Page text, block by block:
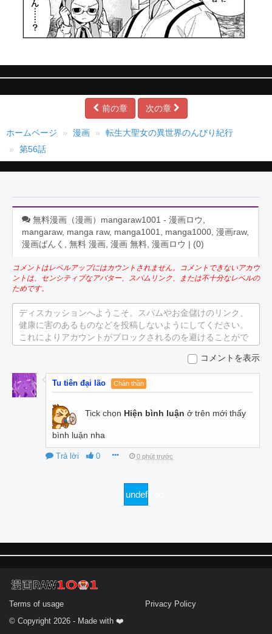
前の章 次の章
ホームページ 漫画
転生大聖女の異世界のんびり紀行
第56話
無料漫画（漫画）mangaraw1001 - 漫画ロウ,
mangaraw, manga raw, manga1001, manga1000, 漫画raw,
漫画ばんく, 無料 漫画, 漫画 無料, 漫画ロウ | (0)
コメントはレベルアップにはカウントされません。コメントできないアカウ
ントは、センシティブなアバター、スパムリンク、または不十分なレベルの
ためです。
ディスカッションへようこそ。スパムやお金儲けのリンク、
健康に害のあるものなどを投稿しないようにしてください。
これによりアカウントがブロックされるのを避けることがで
コメントを表示
Tu tiên đại lão Chân thần
Tick chọn Hiện bình luận ở trên mới thấy
bình luận nha
Trả lời 0 0 phút trước
undefined
Terms of usage
Privacy Policy
© Copyright 2026 - Made with ❤️